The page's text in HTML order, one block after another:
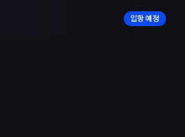
입항 예정